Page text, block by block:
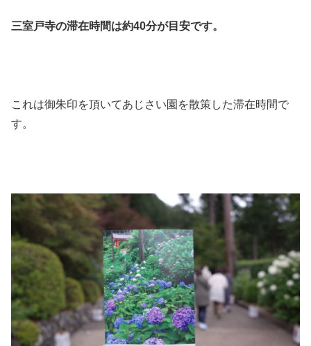
三室戸寺の滞在時間は約40分が目安です。
これは御朱印を頂いてあじさい園を散策した滞在時間で
す。